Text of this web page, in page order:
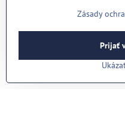
Zásady
Prijať